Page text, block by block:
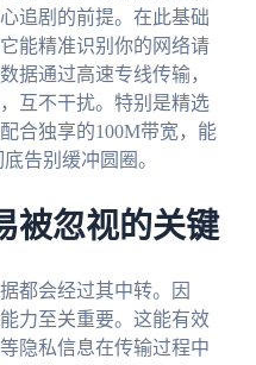
追剧的前提。在此基础
能精准识别你的网络请
据通过高速专线传输，
互不干扰。特别是精选
合独享的100M带宽，能
告别缓冲圆圈。
被忽视的关键
都会经过其中转。因
力至关重要。这能有效
隐私信息在传输过程中